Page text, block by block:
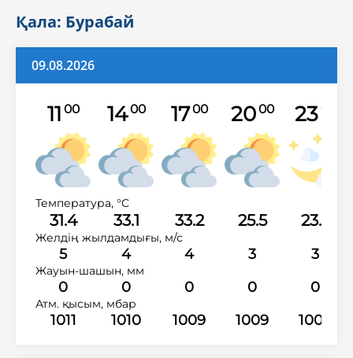
Қала: Бурабай
09.08.2026
11 00 1400 1700 2000 2300
Температура, °C
31.4 33.1 33.2 25.5 23.2
Желдің жылдамдығы, м/с
5 4 4 3 3
Жауын-шашын, мм
0 0 0 0 0
Атм. қысым, мбар
1011 1010 1009 1009 1009